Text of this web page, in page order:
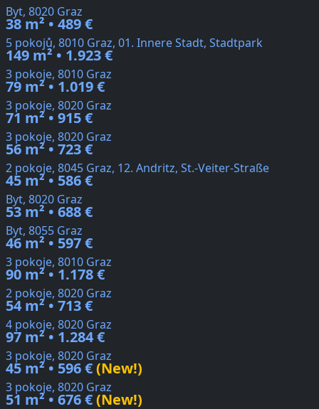
Byt, 8020 Graz
38 m² • 489 €
5 pokojů, 8010 Graz, 01. Innere Stadt, Stadtpark
149 m² • 1.923 €
3 pokoje, 8010 Graz
79 m² • 1.019 €
3 pokoje, 8020 Graz
71 m² • 915 €
3 pokoje, 8020 Graz
56 m² • 723 €
2 pokoje, 8045 Graz, 12. Andritz, St.-Veiter-Straße
45 m² • 586 €
Byt, 8020 Graz
53 m² • 688 €
Byt, 8055 Graz
46 m² • 597 €
3 pokoje, 8010 Graz
90 m² • 1.178 €
2 pokoje, 8020 Graz
54 m² • 713 €
4 pokoje, 8020 Graz
97 m² • 1.284 €
3 pokoje, 8020 Graz
45 m² • 596 €(New!)
3 pokoje, 8020 Graz
51 m² • 676 €(New!)